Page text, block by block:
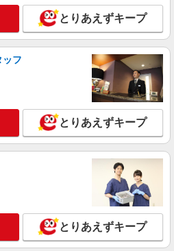
（C）時給1250円 ［2］ 時給1350円
ート （栃木県宇都宮市ゆいの杜8-2-
詳細を見る
式会社 21821_p
アルバイト・パート】
用期間中 時給1,100円以上
合、残業代を1
支給します。
ン宇都宮 （栃木県宇都宮市清原工業団
詳細を見る
とりあえずキープ
ッフ
とりあえずキープ
とりあえずキープ